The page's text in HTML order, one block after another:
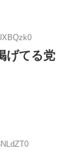
げてる党